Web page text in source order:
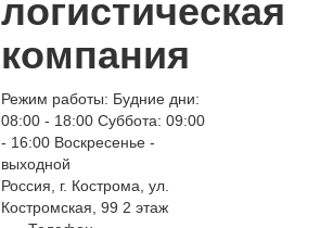
логистическая
компания
Режим работы: Будние дни:
08:00 - 18:00 Суббота: 09:00
- 16:00 Воскресенье -
выходной
Россия, г. Кострома, ул.
Костромская, 99 2 этаж